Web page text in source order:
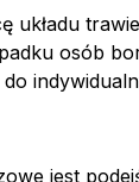
układu
osób
jest